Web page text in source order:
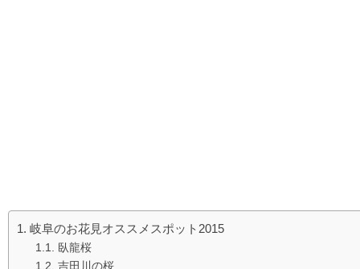
岐阜のお花見オススメスポット2015
臥龍桜
吉田川の桜